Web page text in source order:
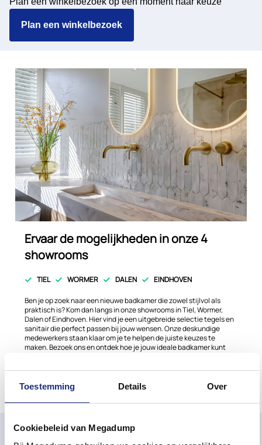
Toestemming Details Over
Cookiebeleid van Megadump
Plan een winkelbezoek
Ervaar de mogelijkheden in onze 4
showrooms
TIEL WORMER DALEN EINDHOVEN
Ben je op zoek naar een nieuwe badkamer die zowel stijlvol als
praktisch is? Kom dan langs in onze showrooms in Tiel, Wormer,
Dalen of Eindhoven. Hier vind je een uitgebreide selectie tegels en
sanitair die perfect passen bij jouw wensen. Onze deskundige
medewerkers staan klaar om je te helpen de juiste keuzes te
maken. Bezoek ons en ontdek hoe je jouw ideale badkamer kunt
Plan nu een afspaak Meer info
Mis onze laatste ontwikkelingen en aanbiedingen